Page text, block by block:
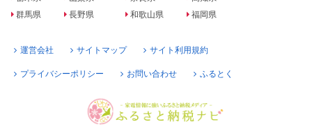
群馬県
長野県
和歌山県
福岡県
運営会社 サイトマップ サイト利用規約
プライバシーポリシー お問い合わせ ふるとく